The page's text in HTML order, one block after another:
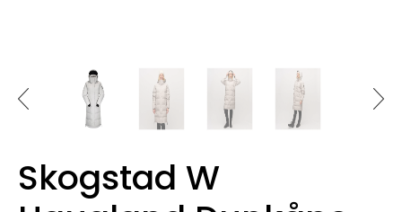
Skogstad W